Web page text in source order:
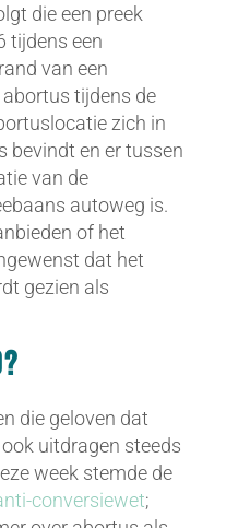
die een preek
tijdens een
van een
tijdens de
zich in
bevindt en er tussen
van de
autoweg is.
of het
dat het
gezien als
die geloven dat
uitdragen steeds
week stemde de
conversiewet;